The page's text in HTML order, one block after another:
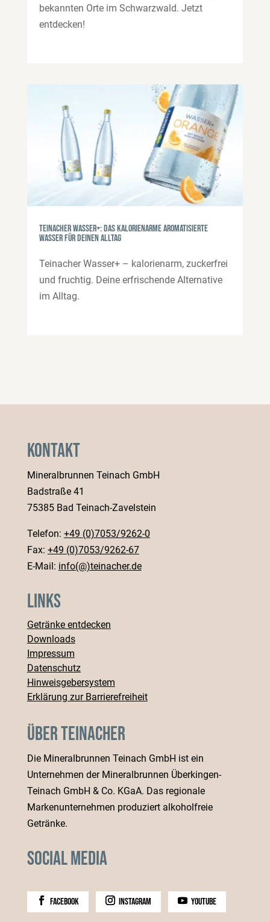
bekannten Orte im Schwarzwald. Jetzt
entdecken!
Teinacher Wasser+: das kalorienarme aromatisierte
Wasser für deinen Alltag
Teinacher Wasser+ – kalorienarm, zuckerfrei
und fruchtig. Deine erfrischende Alternative
im Alltag.
Kontakt
Mineralbrunnen Teinach GmbH
Badstraße 41
75385 Bad Teinach-Zavelstein
Telefon: +49 (0)7053/9262-0
Fax: +49 (0)7053/9262-67
E-Mail: info(@)teinacher.de
Links
Getränke entdecken
Downloads
Impressum
Datenschutz
Hinweisgebersystem
Erklärung zur Barrierefreiheit
Über Teinacher
Die Mineralbrunnen Teinach GmbH ist ein
Unternehmen der Mineralbrunnen Überkingen-
Teinach GmbH & Co. KGaA. Das regionale
Markenunternehmen produziert alkoholfreie
Getränke.
Social Media
facebook instagram youtube